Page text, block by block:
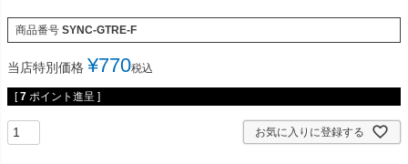
商品番号 SYNC-GTRE-F
当店特別価格 ¥770税込
[ 7 ポイント進呈 ]
お気に入りに登録する